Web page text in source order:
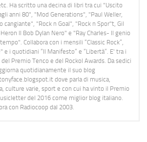
Ha scritto una decina di libri tra cui "Uscito
anni 80", "Mod Generations", "Paul Weller,
cangiante", "Rock n Goal", "Rock n Spor"t, Gil
Il Bob Dylan Nero" e "Ray Charles- Il genio
Collabora con i mensili “Classic Rock”,
e i quotidiani “Il Manifesto” e “Libertà”. E' tra i
Premio Tenco e del Rockol Awards. Da sedici
quotidianamente il suo blog
dove parla di musica,
culture varie, sport e con cui ha vinto il Premio
del 2016 come miglior blog italiano.
con Radiocoop dal 2003.